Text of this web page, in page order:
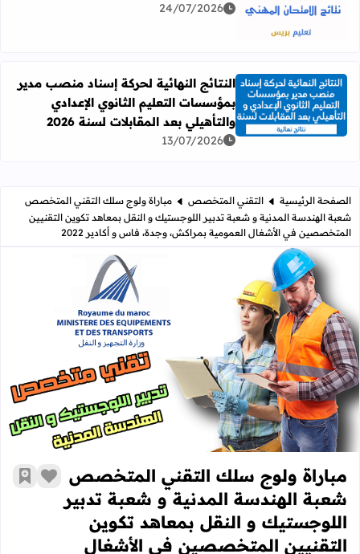
اقرأ المزيد عن نتائج الامتحان المهني برسم 2025
24/07/2026
اقرأ المزيد عن النتائج النهائية لحركة إسناد منصب مدير
النتائج النهائية لحركة إسناد منصب مدير
بمؤسسات التعليم الثانوي الإعدادي
والتأهيلي بعد المقابلات لسنة 2026
13/07/2026
الصفحة الرئيسية التقني المتخصص
مباراة ولوج سلك التقني المتخصص
شعبة الهندسة المدنية و شعبة تدبير اللوجستيك و النقل بمعاهد تكوين التقنيين
المتخصصين في الأشغال العمومية بمراكش، وجدة، فاس و أكادير 2022
مباراة ولوج سلك التقني المتخصص
مباراة ولوج سلك التقني المتخصص
شعبة الهندسة المدنية و شعبة تدبير
اللوجستيك و النقل بمعاهد تكوين
التقنيين المتخصصين في الأشغال
زر أضف